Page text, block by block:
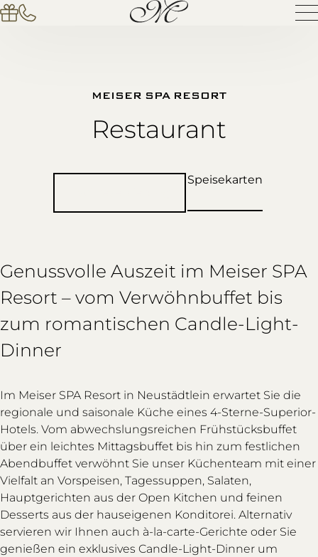
MEISER SPA RESORT
Restaurant
Speisekarten
Genussvolle Auszeit im Meiser SPA
Resort – vom Verwöhnbuffet bis
zum romantischen Candle-Light-
Dinner
Im Meiser SPA Resort in Neustädtlein erwartet Sie die
regionale und saisonale Küche eines 4-Sterne-Superior-
Hotels. Vom abwechslungsreichen Frühstücksbuffet
über ein leichtes Mittagsbuffet bis hin zum festlichen
Abendbuffet verwöhnt Sie unser Küchenteam mit einer
Vielfalt an Vorspeisen, Tagessuppen, Salaten,
Hauptgerichten aus der Open Kitchen und feinen
Desserts aus der hauseigenen Konditorei. Alternativ
servieren wir Ihnen auch à-la-carte-Gerichte oder Sie
genießen ein exklusives Candle-Light-Dinner um